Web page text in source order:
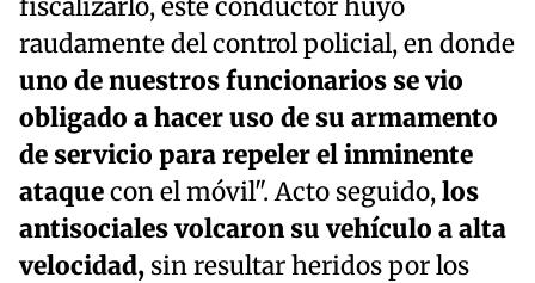
fiscalizarlo, este conductor huyó
raudamente del control policial, en donde
uno de nuestros funcionarios se vio
obligado a hacer uso de su armamento
de servicio para repeler el inminente
ataquecon el móvil". Acto seguido,los
antisociales volcaron su vehículo a alta
velocidad, sin resultar heridos por los